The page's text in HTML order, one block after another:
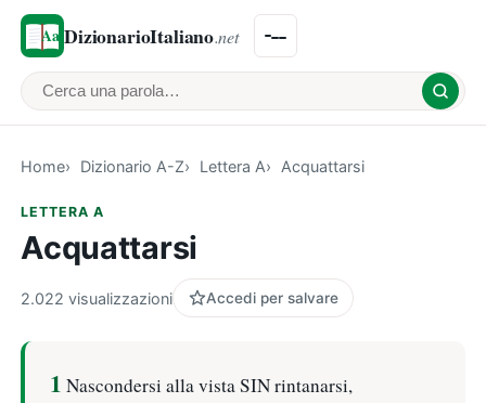
DizionarioItaliano.net
Cerca una parola
Home Dizionario A-Z Lettera A Acquattarsi
LETTERA A
Acquattarsi
2.022 visualizzazioni Accedi per salvare
1 Nascondersi alla vista SIN rintanarsi,